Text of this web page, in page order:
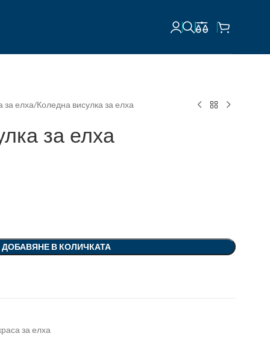
за елха Коледна висулка за елха
за елха
ДОБАВЯНЕ В КОЛИЧКАТА
за елха